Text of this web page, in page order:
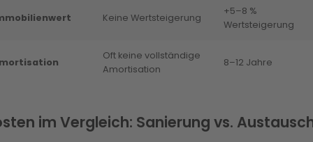
Keine Wertsteigerung
+5–8 %
Wertsteigerung
Oft keine vollständige
Amortisation
8–12 Jahre
im Vergleich: Sanierung vs.